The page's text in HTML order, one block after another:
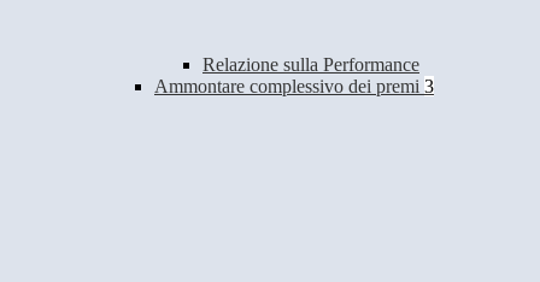
Relazione sulla Performance
Ammontare complessivo dei premi 3